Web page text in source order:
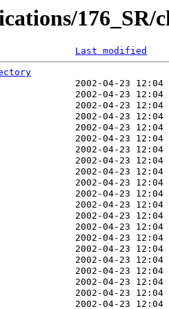
176_SR/
Last modified